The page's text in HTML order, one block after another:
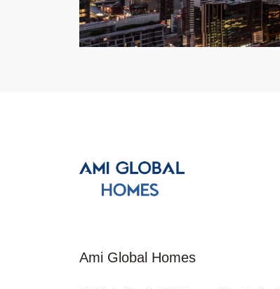
Ami Global Homes